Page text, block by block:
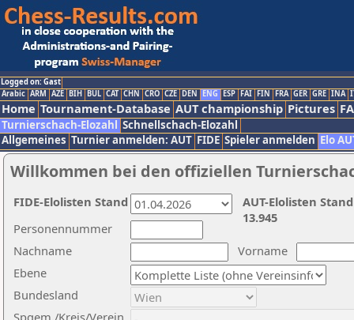
Logged on: Gast
Arabic ARM AZE BIH BUL CAT CHN CRO CZE DEN ENG ESP FAI FIN FRA GER GRE INA
Home Tournament-Database AUT championship Pictures
Turnierschach-Elozahl Schnellschach-Elozahl
Allgemeines Turnier anmelden: AUT FIDE Spieler anmelden Elo
Willkommen bei den offiziellen
Nachname
Vorname
Ebene
Personennummer
Bundesland
Spgem./Kreis/Verein
AUT-Elolisten
13.945
FIDE-Elolisten Stand